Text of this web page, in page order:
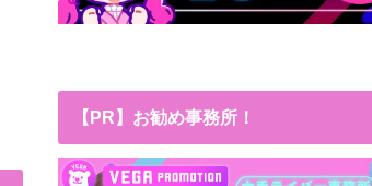
【PR】お勧め事務所！